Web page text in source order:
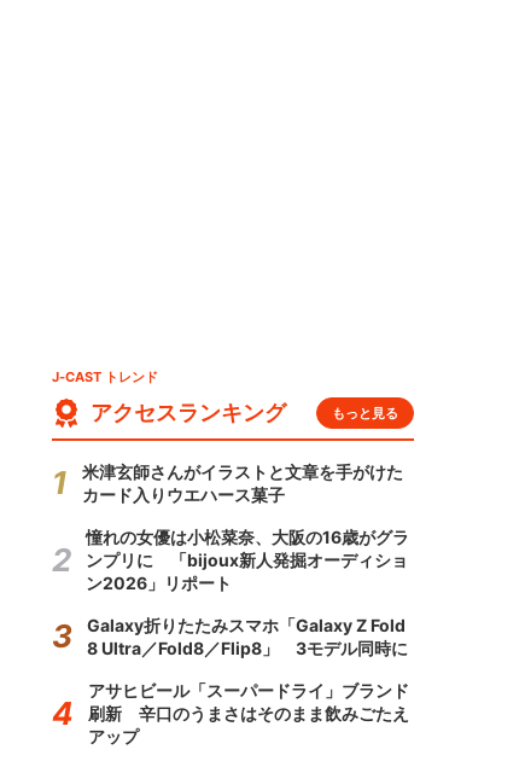
J-CAST トレンド
アクセスランキング もっと見る
米津玄師さんがイラストと文章を手がけた
カード入りウエハース菓子
憧れの女優は小松菜奈、大阪の16歳がグラ
ンプリに 「bijoux新人発掘オーディショ
ン2026」リポート
Galaxy折りたたみスマホ「Galaxy Z Fold
8 Ultra／Fold8／Flip8」 3モデル同時に
アサヒビール「スーパードライ」ブランド
刷新 辛口のうまさはそのまま飲みごたえ
アップ